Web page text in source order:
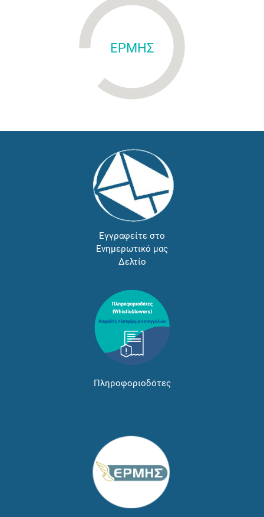
ΕΡΜΗΣ
Εγγραφείτε στο
Ενημερωτικό μας
Δελτίο
Πληροφοριοδότες